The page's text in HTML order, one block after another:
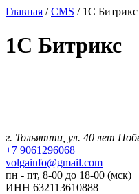
Главная /CMS / 1C Битрикс
1C Битрикс
г. Тольятти, ул. 40 лет
+7 9061296068
volgainfo@gmail.com
пн - пт, 8-00 до 18-00 (мск)
ИНН 632113610888